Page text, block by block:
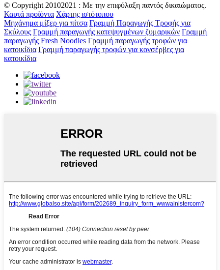
© Copyright 20102021 : Με την επιφύλαξη παντός δικαιώματος.
Καυτά προϊόντα Χάρτης ιστότοπου
Μηχάνημα μίξερ για πίτσα Γραμμή Παραγωγής Τροφής για
Σκύλους Γραμμή παραγωγής κατεψυγμένων ζυμαρικών Γραμμή
παραγωγής Fresh Noodles Γραμμή παραγωγής τροφών για
κατοικίδια Γραμμή παραγωγής τροφών για κονσέρβες για
κατοικίδια